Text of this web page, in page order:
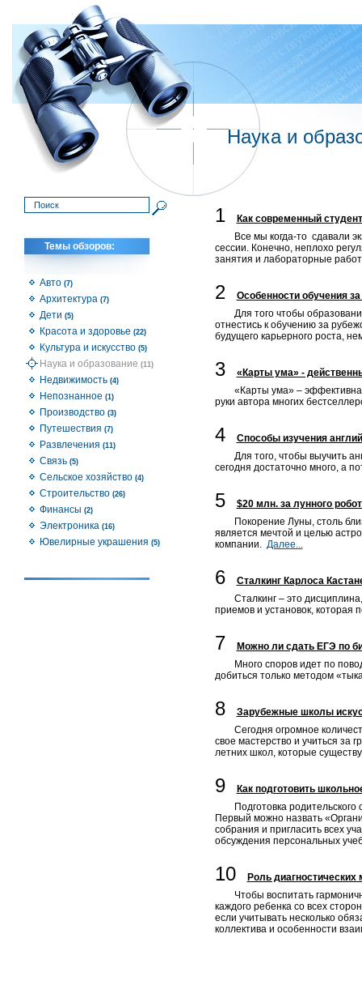
Темы обзоров:
Авто (7)
Архитектура (7)
Дети (5)
Красота и здоровье (22)
Культура и искусство (5)
Наука и образование (11)
Недвижимость (4)
Непознанное (1)
Производство (3)
Путешествия (7)
Развлечения (11)
Связь (5)
Сельское хозяйство (4)
Строительство (26)
Финансы (2)
Электроника (16)
Ювелирные украшения (5)
Наука и
1
Как современный
Все мы когда-то сдавали
сессии. Конечно, неплохо
занятия и лабораторные
2
Особенности обучения
Для того чтобы
отнестись к обучению за
будущего карьерного роста,
3
«Карты ума» -
«Карты ума» –
руки автора многих
4
Способы изучения
Для того, чтобы выучить
сегодня достаточно много, а
5
$20 млн. за лунного
Покорение Луны, столь
является мечтой и целью
компании. Далее...
6
Сталкинг Карлоса
Сталкинг – это
приемов и установок,
7
Можно ли сдать ЕГЭ по
Много споров идет по
добиться только методом
8
Зарубежные школы
Сегодня огромное
свое мастерство и учиться за
летних школ, которые
9
Как подготовить
Подготовка
Первый можно назвать
собрания и пригласить всех
обсуждения персональных
10
Роль диагностических
Чтобы воспитать
каждого ребенка со всех
если учитывать несколько
коллектива и особенности